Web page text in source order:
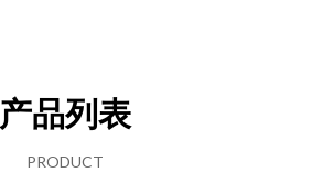
产品列表
PRODUCT